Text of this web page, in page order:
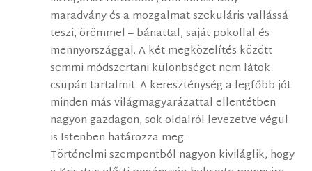
maradvány és a mozgalmat szekuláris vallássá
teszi, örömmel – bánattal, saját pokollal és
mennyországgal. A két megközelítés között
semmi módszertani különbséget nem látok
csupán tartalmit. A kereszténység a legfőbb jót
minden más világmagyarázattal ellentétben
nagyon gazdagon, sok oldalról levezetve végül
is Istenben határozza meg.
Történelmi szempontból nagyon kiviláglik, hogy